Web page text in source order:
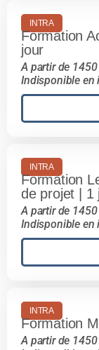
INTRA
Formation
jour
A partir de
Indisponible en
INTRA
Formation
de projet | 1
A partir de
Indisponible en
INTRA
Formation
A partir de